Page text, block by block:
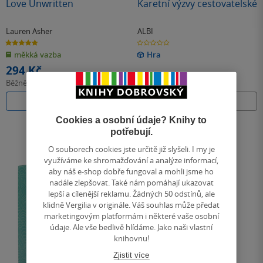
Love Unwritten
Lauren Asher
4.8
z
5
hvězdiček
měkká vazba
294 Kč
Běžně
Do košíku
Karetní výzvy cestovatelské
ALBI
0.0
z
5
hvězdiček
Hra
Nedostupné
Cookies a osobní údaje? Knihy to
potřebují.
O souborech cookies jste určitě již slyšeli. I my je
využíváme ke shromažďování a analýze informací,
aby náš e-shop dobře fungoval a mohli jsme ho
nadále zlepšovat. Také nám pomáhají ukazovat
lepší a cílenější reklamu. Žádných 50 odstínů, ale
klidně Vergilia v originále. Váš souhlas může předat
marketingovým platformám i některé vaše osobní
údaje. Ale vše bedlivě hlídáme. Jako naši vlastní
knihovnu!
Zjistit více